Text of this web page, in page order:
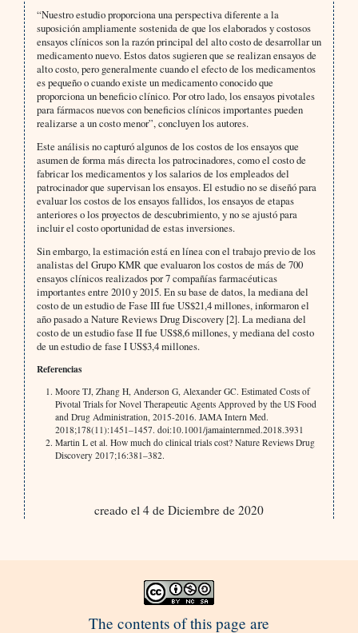
“Nuestro estudio proporciona una perspectiva diferente a la
suposición ampliamente sostenida de que los elaborados y costosos
ensayos clínicos son la razón principal del alto costo de desarrollar un
medicamento nuevo. Estos datos sugieren que se realizan ensayos de
alto costo, pero generalmente cuando el efecto de los medicamentos
es pequeño o cuando existe un medicamento conocido que
proporciona un beneficio clínico. Por otro lado, los ensayos pivotales
para fármacos nuevos con beneficios clínicos importantes pueden
realizarse a un costo menor”, concluyen los autores.
Este análisis no capturó algunos de los costos de los ensayos que
asumen de forma más directa los patrocinadores, como el costo de
fabricar los medicamentos y los salarios de los empleados del
patrocinador que supervisan los ensayos. El estudio no se diseñó para
evaluar los costos de los ensayos fallidos, los ensayos de etapas
anteriores o los proyectos de descubrimiento, y no se ajustó para
incluir el costo oportunidad de estas inversiones.
Sin embargo, la estimación está en línea con el trabajo previo de los
analistas del Grupo KMR que evaluaron los costos de más de 700
ensayos clínicos realizados por 7 compañías farmacéuticas
importantes entre 2010 y 2015. En su base de datos, la mediana del
costo de un estudio de Fase III fue US$21,4 millones, informaron el
año pasado a Nature Reviews Drug Discovery [2]. La mediana del
costo de un estudio fase II fue US$8,6 millones, y mediana del costo
de un estudio de fase I US$3,4 millones.
Referencias
Moore TJ, Zhang H, Anderson G, Alexander GC. Estimated Costs of
Pivotal Trials for Novel Therapeutic Agents Approved by the US Food
and Drug Administration, 2015-2016. JAMA Intern Med.
2018;178(11):1451–1457. doi:10.1001/jamainternmed.2018.3931
Martin L et al. How much do clinical trials cost? Nature Reviews Drug
Discovery 2017;16:381–382.
creado el 4 de Diciembre de 2020
The contents of this page are